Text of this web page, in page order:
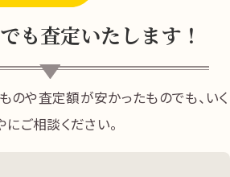
も査定いたします！
のや査定額が安かったものでも、いく
にご相談ください。